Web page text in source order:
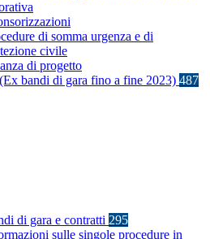
di somma urgenza e di
civile
di progetto
bandi di gara fino a fine 2023) 487
di gara e contratti 295
sulle singole procedure in